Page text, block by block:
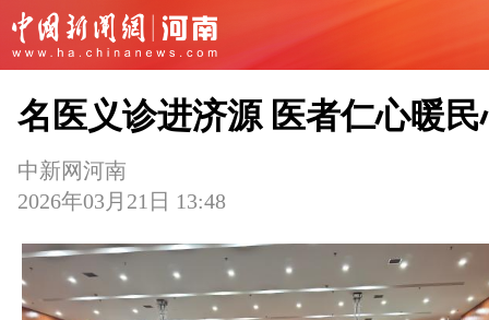
名医义诊进济源 医者仁心暖民
中新网河南
2026年03月21日 13:48